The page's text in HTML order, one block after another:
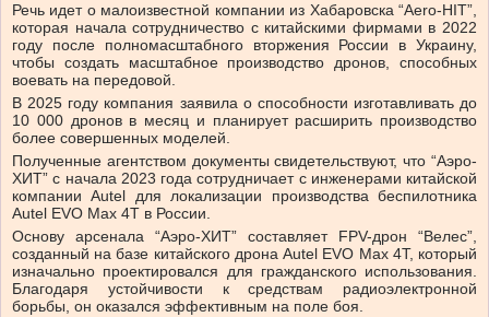
Речь идет о малоизвестной компании из Хабаровска “Aero-HIT”,
которая начала сотрудничество с китайскими фирмами в 2022
году после полномасштабного вторжения России в Украину,
чтобы создать масштабное производство дронов, способных
воевать на передовой.
В 2025 году компания заявила о способности изготавливать до
10 000 дронов в месяц и планирует расширить производство
более совершенных моделей.
Полученные агентством документы свидетельствуют, что “Аэро-
ХИТ” с начала 2023 года сотрудничает с инженерами китайской
компании Autel для локализации производства беспилотника
Autel EVO Max 4T в России.
Основу арсенала “Аэро-ХИТ” составляет FPV-дрон “Велес”,
созданный на базе китайского дрона Autel EVO Max 4T, который
изначально проектировался для гражданского использования.
Благодаря устойчивости к средствам радиоэлектронной
борьбы, он оказался эффективным на поле боя.